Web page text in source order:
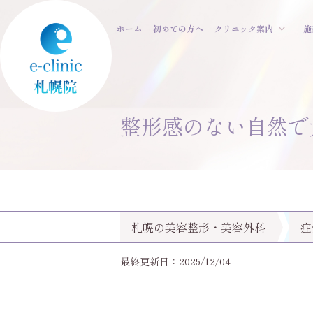
ホーム 初めての方へ クリニック案内
整形感のない自然
札幌の美容整形・美容外科
最終更新日：2025/12/04